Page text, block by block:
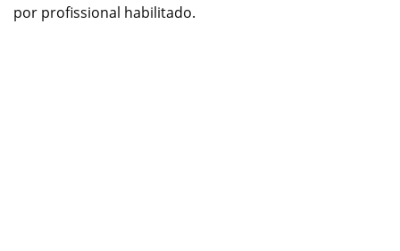
por profissional habilitado.